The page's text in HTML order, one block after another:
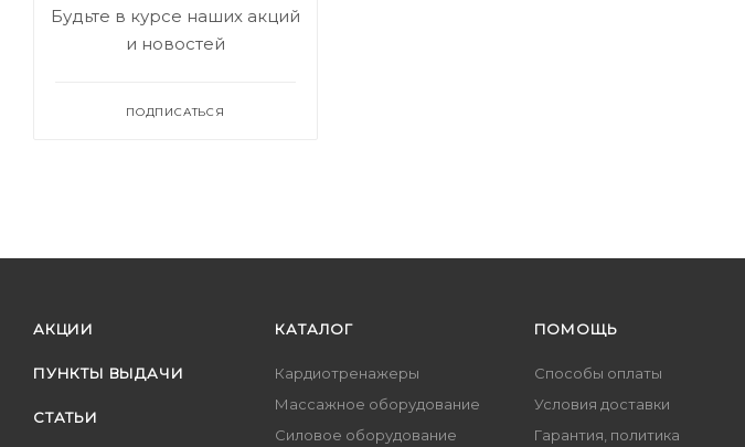
Будьте в курсе наших акций
и новостей
ПОДПИСАТЬСЯ
АКЦИИ
ПУНКТЫ ВЫДАЧИ
СТАТЬИ
КАТАЛОГ
Кардиотренажеры
Массажное оборудование
Силовое оборудование
ПОМОЩЬ
Способы оплаты
Условия доставки
Гарантия, политика